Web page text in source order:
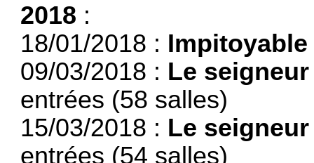
2018 :
18/01/2018 : Impitoyable
09/03/2018 : Le
entrées (58 salles)
15/03/2018 : Le
entrées (54 salles)